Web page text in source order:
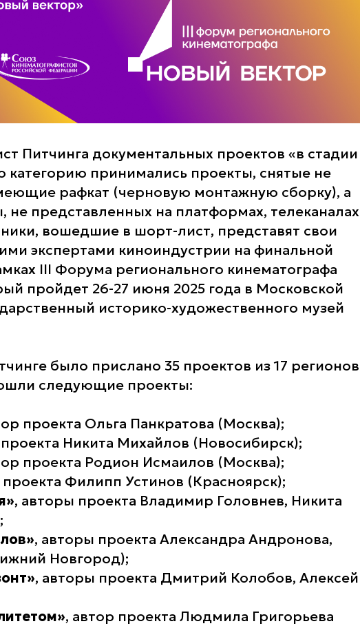
Питчинга документальных проектов «в стадии
категорию принимались проекты, снятые не
рафкат (черновую монтажную сборку), а
не представленных на платформах, телеканалах
вошедшие в шорт-лист, представят свои
экспертами киноиндустрии на финальной
III Форума регионального кинематографа
пройдет 26-27 июня 2025 года в Московской
историко-художественного музей
было прислано 35 проектов из 17 регионов
следующие проекты:
проекта Ольга Панкратова (Москва);
Никита Михайлов (Новосибирск);
проекта Родион Исмаилов (Москва);
проекта Филипп Устинов (Красноярск);
, авторы проекта Владимир Головнев, Никита
, авторы проекта Александра Андронова,
Новгород);
, авторы проекта Дмитрий Колобов, Алексей
, автор проекта Людмила Григорьева